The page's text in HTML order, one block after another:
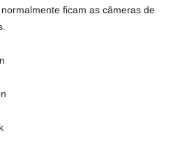
ficam as câmeras de